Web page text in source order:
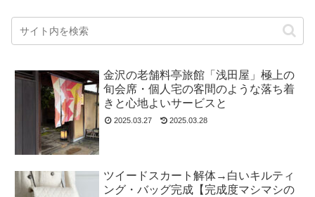
金沢の老舗料亭旅館「浅田屋」極上の
旬会席・個人宅の客間のような落ち着
きと心地よいサービスと
2025.03.27 2025.03.28
ツイードスカート解体→白いキルティ
ング・バッグ完成【完成度マシマシの